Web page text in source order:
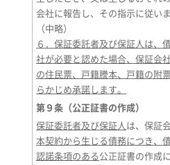
会社に報告し、その指示に従いま
（中略）
６．保証委託者及び保証人は、
社が必要と認めた場合、保証会
の住民票、戸籍謄本、戸籍の附
らかじめ承諾します。
第９条（公正証書の作成）
保証委託者及び保証人は、保証
本契約から生じる債務につき、
認諾条項のある公正証書の作成